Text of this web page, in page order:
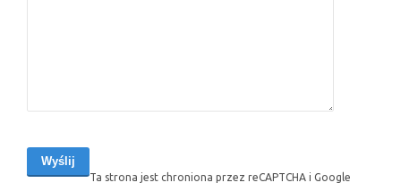
Ta strona jest chroniona przez reCAPTCHA i Google